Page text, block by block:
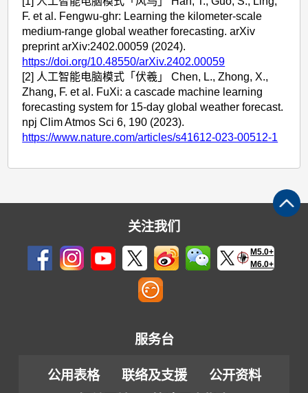
F. et al. Fengwu-ghr: Learning the kilometer-scale
medium-range global weather forecasting. arXiv
preprint arXiv:2402.00059 (2024).
https://doi.org/10.48550/arXiv.2402.00059
[2] 人工智能电脑模式「伏羲」 Chen, L., Zhong, X.,
Zhang, F. et al. FuXi: a cascade machine learning
forecasting system for 15-day global weather forecast.
npj Clim Atmos Sci 6, 190 (2023).
https://www.nature.com/articles/s41612-023-00512-1
关注我们
M5.0+
M6.0+
服务台
公用表格 联络及支援
公开资料